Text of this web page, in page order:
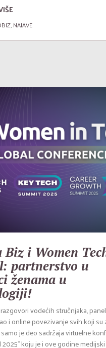
,NAJAVE
Biz i Women
partnerstvo u
ženama u
vodećih stručnjaka,
i online povezivanje svih koji su
je deo sadržaja virtuelne
2025" koju je i ove godine